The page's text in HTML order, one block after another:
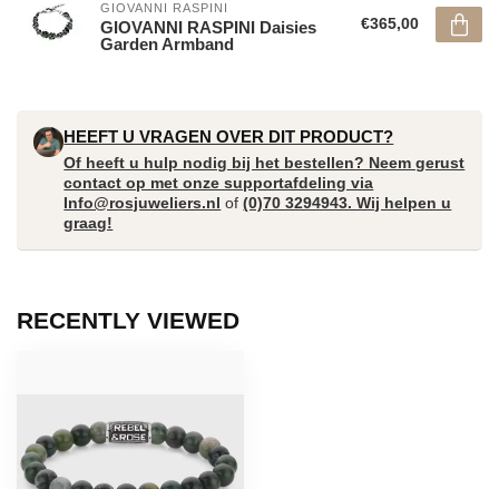
GIOVANNI RASPINI
GIOVANNI RASPINI Daisies
Garden Armband
€365,00
HEEFT U VRAGEN OVER DIT PRODUCT?
Of heeft u hulp nodig bij het bestellen? Neem gerust
contact op met onze supportafdeling via
Info@rosjuweliers.nl of(0)70 3294943. Wij helpen u
graag!
RECENTLY VIEWED